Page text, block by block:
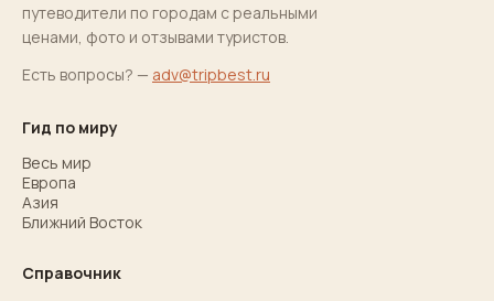
путеводители по городам с реальными
ценами, фото и отзывами туристов.
Есть вопросы? — adv@tripbest.ru
Гид по миру
Весь мир
Европа
Азия
Ближний Восток
Справочник